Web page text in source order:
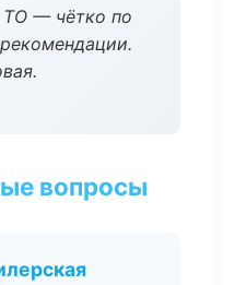
ТО — чётко по
вопросы